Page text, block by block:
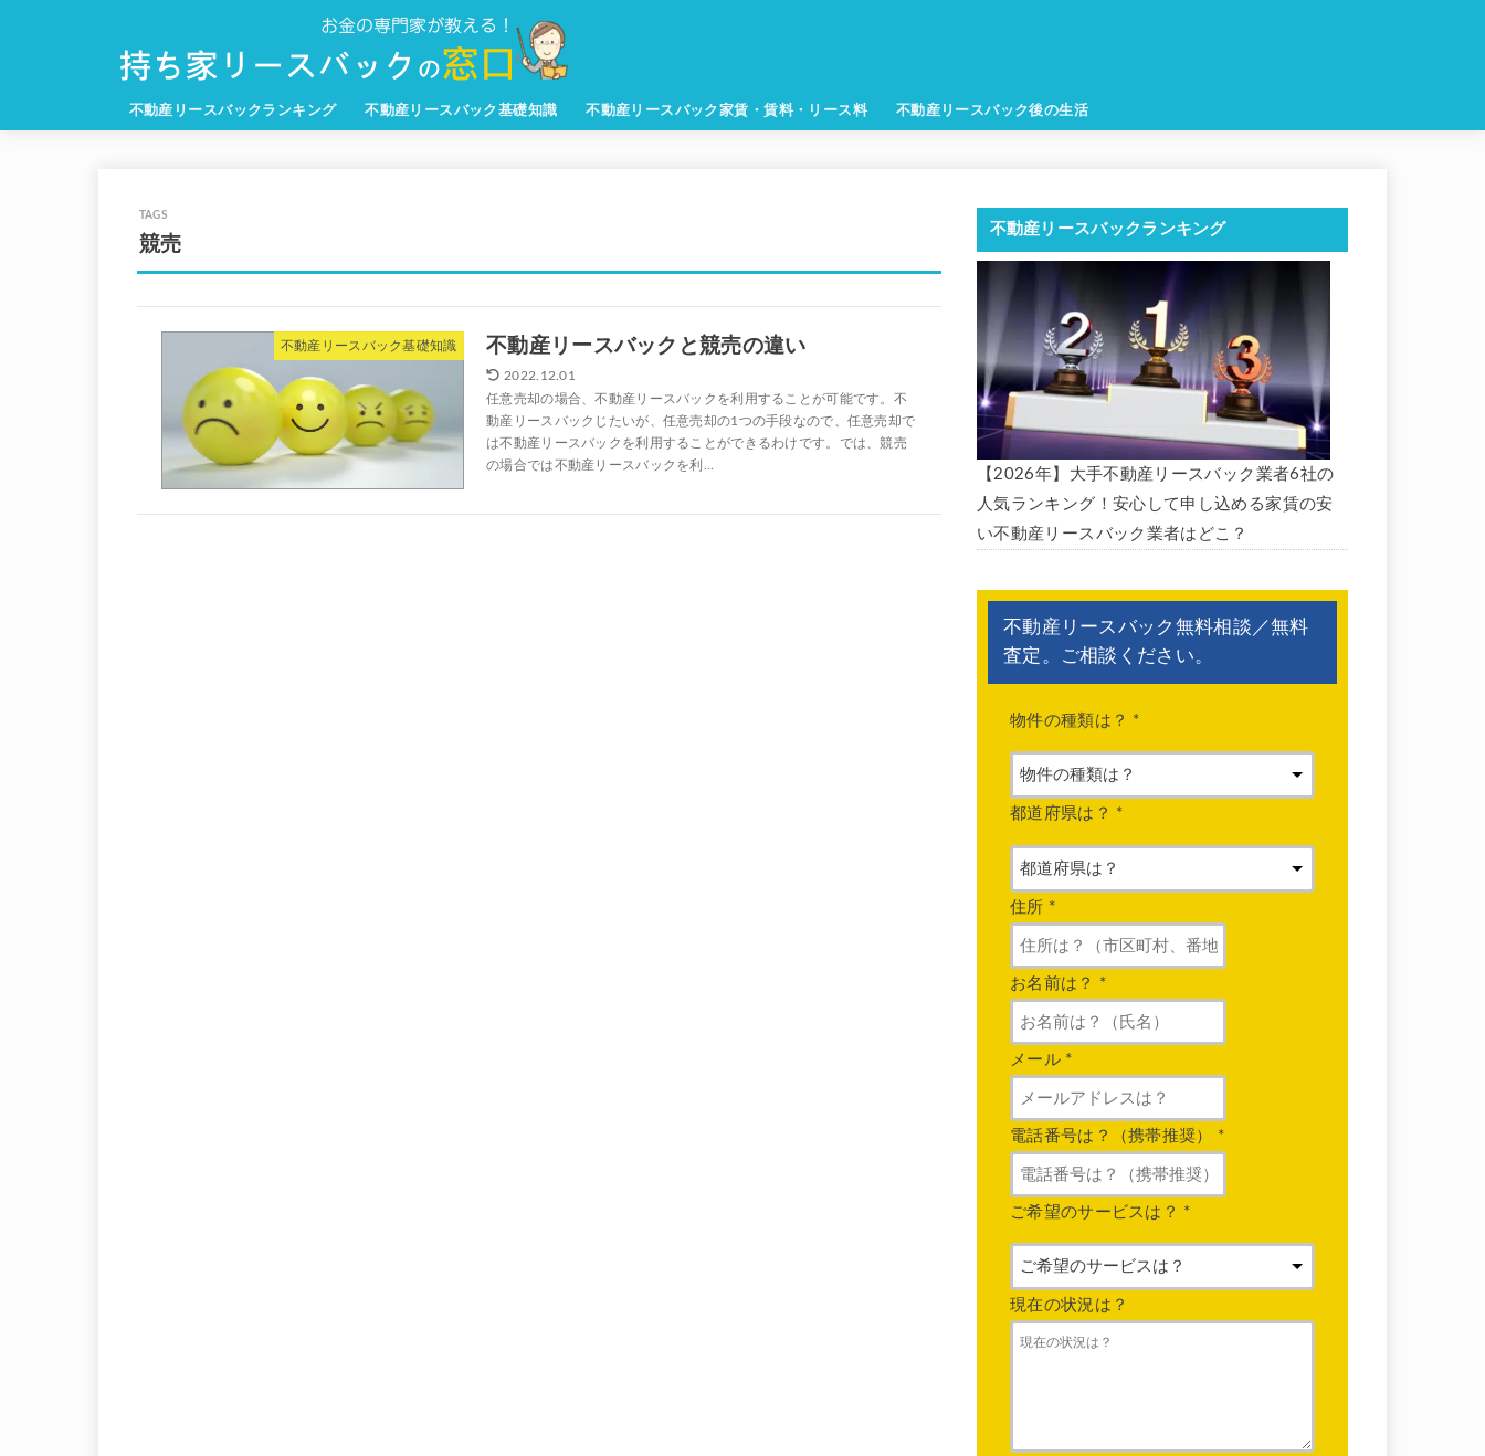
不動産リースバックランキング 不動産リースバック基礎知識 不動産リースバック家賃・賃料・リース料 不動産リースバック後の生活
競売
不動産リースバック基礎知識 不動産リースバックと競売の違い
2022.12.01
任意売却の場合、不動産リースバックを利用することが可能です。不
動産リースバックじたいが、任意売却の1つの手段なので、任意売却で
は不動産リースバックを利用することができるわけです。では、競売
の場合では不動産リースバックを利...
不動産リースバックランキング
【2026年】大手不動産リースバック業者6社の
人気ランキング！安心して申し込める家賃の安
い不動産リースバック業者はどこ？
不動産リースバック無料相談／無料
査定。ご相談ください。
物件の種類は？ *
都道府県は？ *
住所 *
お名前は？ *
メール *
電話番号は？（携帯推奨） *
ご希望のサービスは？ *
現在の状況は？